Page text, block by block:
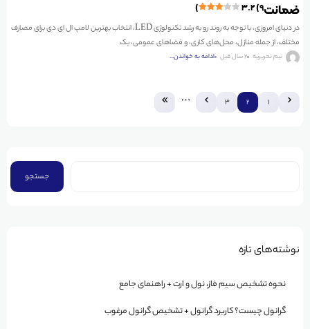
ضمانت۳.۲ (۹)
در دنیای امروزی، با توجه به روند رو به رشد تکنولوژی LED، انتخاب بهترین لامپ ال ای دی برای مصارف
مختلف، از جمله منازل، محل‌های کاری، و فضاهای عمومی، یک
تیم تحریریه 2 سال قبل ادامه به خواندن...
3
جستجو
نوشته‌های تازه
نحوه تشخیص سیم فاز، نول و ارت + راهنمای جامع
گرانول چیست؟ کاربرد گرانول + تشخیص گرانول مرغوب